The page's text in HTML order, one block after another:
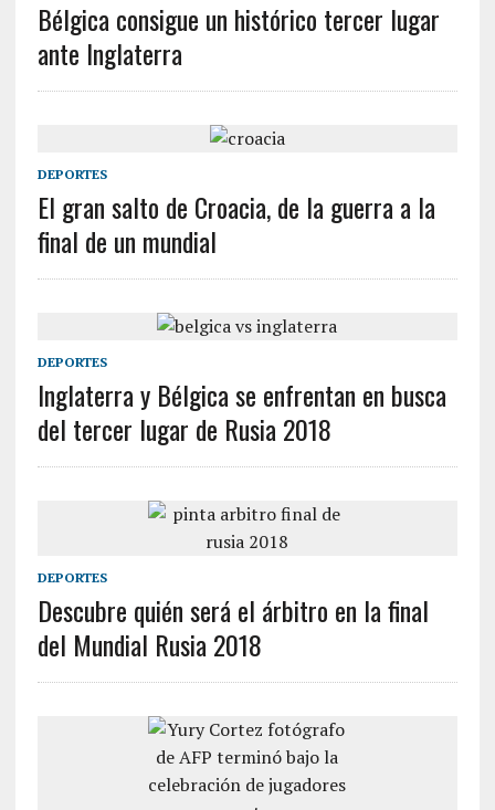
Bélgica consigue un histórico tercer lugar
ante Inglaterra
DEPORTES
El gran salto de Croacia, de la guerra a la
final de un mundial
DEPORTES
Inglaterra y Bélgica se enfrentan en busca
del tercer lugar de Rusia 2018
DEPORTES
Descubre quién será el árbitro en la final
del Mundial Rusia 2018